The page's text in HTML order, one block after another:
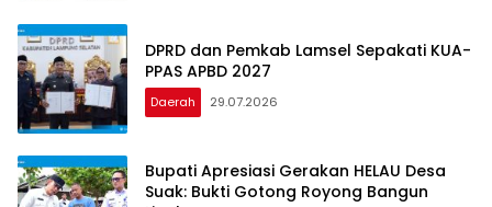
DPRD dan Pemkab Lamsel Sepakati KUA-
PPAS APBD 2027
Daerah 29.07.2026
Bupati Apresiasi Gerakan HELAU Desa
Suak: Bukti Gotong Royong Bangun